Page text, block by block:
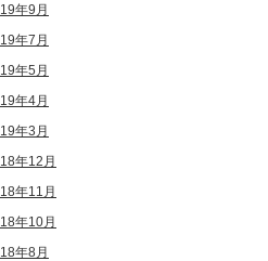
年9月
年7月
年5月
年4月
年3月
年12月
年11月
年10月
年8月